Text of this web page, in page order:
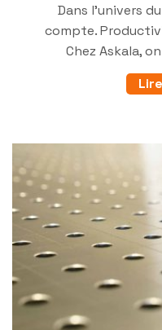
Dans l’univers
compte.
Chez Askala,